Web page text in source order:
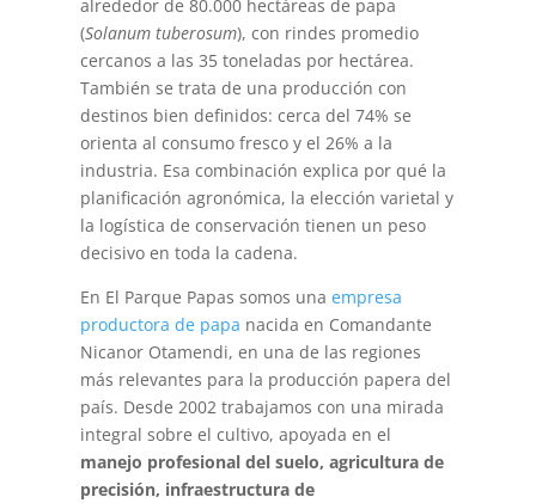
alrededor de 80.000 hectáreas de papa
(Solanum tuberosum), con rindes promedio
cercanos a las 35 toneladas por hectárea.
También se trata de una producción con
destinos bien definidos: cerca del 74% se
orienta al consumo fresco y el 26% a la
industria. Esa combinación explica por qué la
planificación agronómica, la elección varietal y
la logística de conservación tienen un peso
decisivo en toda la cadena.
En El Parque Papas somos unaempresa
productora de papa nacida en Comandante
Nicanor Otamendi, en una de las regiones
más relevantes para la producción papera del
país. Desde 2002 trabajamos con una mirada
integral sobre el cultivo, apoyada en el
manejo profesional del suelo, agricultura de
precisión, infraestructura de